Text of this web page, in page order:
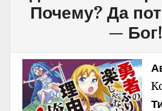
Почему? Да
— Бог!